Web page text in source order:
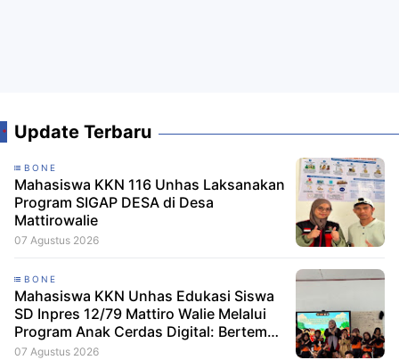
Update Terbaru
BONE
Mahasiswa KKN 116 Unhas Laksanakan
Program SIGAP DESA di Desa
Mattirowalie
07 Agustus 2026
BONE
Mahasiswa KKN Unhas Edukasi Siswa
SD Inpres 12/79 Mattiro Walie Melalui
Program Anak Cerdas Digital: Berteman
Baik, Berani Tolak Bullying
07 Agustus 2026